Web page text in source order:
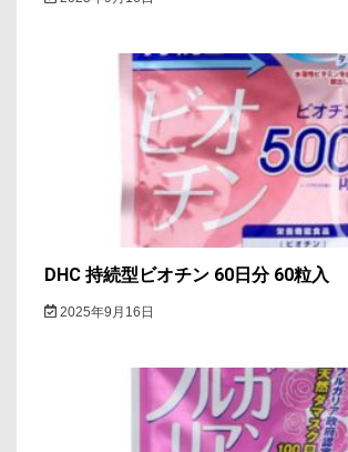
DHC 持続型ビオチン 60日分 60粒入
2025年9月16日